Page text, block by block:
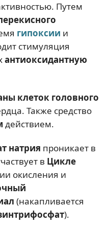
Путем
гипоксии и
стимуляция
антиоксидантную
клеток головного
Также средство
действием.
натрия проникает в
в Цикле
окисления и
(накапливается
).